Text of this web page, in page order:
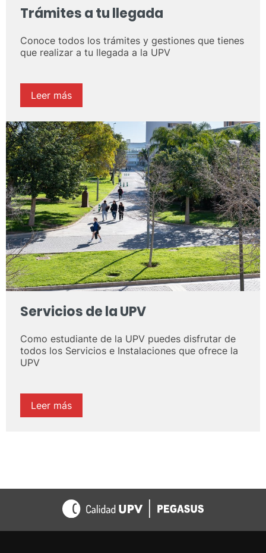
Trámites a tu llegada
Conoce todos los trámites y gestiones que tienes
que realizar a tu llegada a la UPV
Leer más
Servicios de la UPV
Como estudiante de la UPV puedes disfrutar de
todos los Servicios e Instalaciones que ofrece la
UPV
Leer más